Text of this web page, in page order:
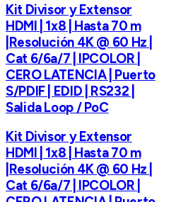
Kit Divisor y Extensor
HDMI | 1x8 | Hasta 70 m
|Resolución 4K @ 60 Hz |
Cat 6/6a/7 | IPCOLOR |
CERO LATENCIA | Puerto
S/PDIF | EDID | RS232 |
Salida Loop / PoC
Kit Divisor y Extensor
HDMI | 1x8 | Hasta 70 m
|Resolución 4K @ 60 Hz |
Cat 6/6a/7 | IPCOLOR |